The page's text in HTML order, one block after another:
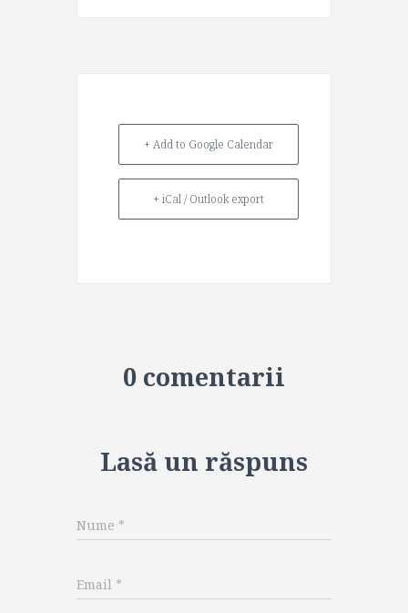
+ Add to Google Calendar
+ iCal / Outlook export
0 comentarii
Lasă un răspuns
Nume *
Email *